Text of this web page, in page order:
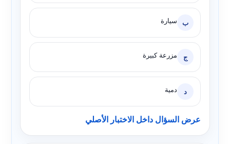
ب سيارة
ج مزرعة كبيرة
د دمية
عرض السؤال داخل الاختبار الأصلي